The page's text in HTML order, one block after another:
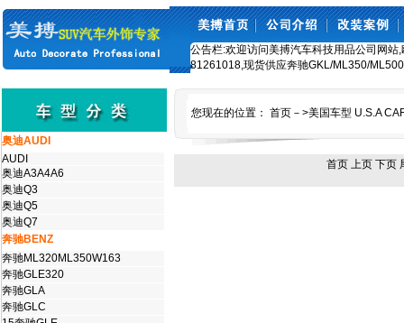
公告栏:欢迎访问美搏汽车科技用品公司网
81261018,现货供应奔驰GKL/ML350/
奥迪AUDI
AUDI
奥迪A3A4A6
奥迪Q3
奥迪Q5
奥迪Q7
奔驰BENZ
奔驰ML320ML350W163
奔驰GLE320
奔驰GLA
奔驰GLC
您现在的位置： 首页 －>美国车型 U.S.A
首页 上页 下页